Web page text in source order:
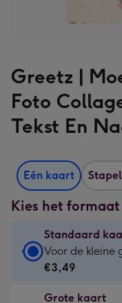
Greetz |
Foto
Tekst En
Eén kaart
Kies het formaat
Standaard
Standaard
kaart
€3,49
Voor de kleine
€3,49
Grote kaart